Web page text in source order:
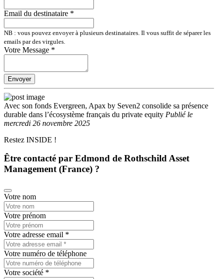
Email du destinataire *
NB : vous pouvez envoyer à plusieurs destinataires. Il vous suffit de séparer les
emails par des virgules.
Votre Message *
Envoyer
Avec son fonds Evergreen, Apax by Seven2 consolide sa présence
durable dans l’écosystème français du private equity Publiéle
mercredi 26 novembre 2025
Restez INSIDE !
Être contacté par Edmond de Rothschild Asset
Management (France) ?
Votre nom
Votre prénom
Votre adresse email *
Votre numéro de téléphone
Votre société *